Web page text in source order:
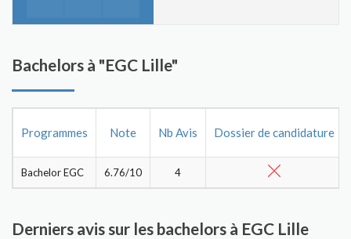
Bachelors à "EGC Lille"
Programmes Note Nb Avis Dossier de candidature
Bachelor EGC 6.76/10 4
Derniers avis sur les bachelors à EGC Lille